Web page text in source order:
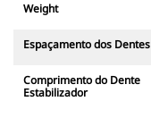
Weight
Espaçamento dos Dentes
Comprimento do Dente
Estabilizador